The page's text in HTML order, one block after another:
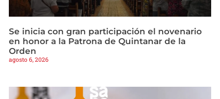
Se inicia con gran participación el novenario
en honor a la Patrona de Quintanar de la
Orden
agosto 6, 2026